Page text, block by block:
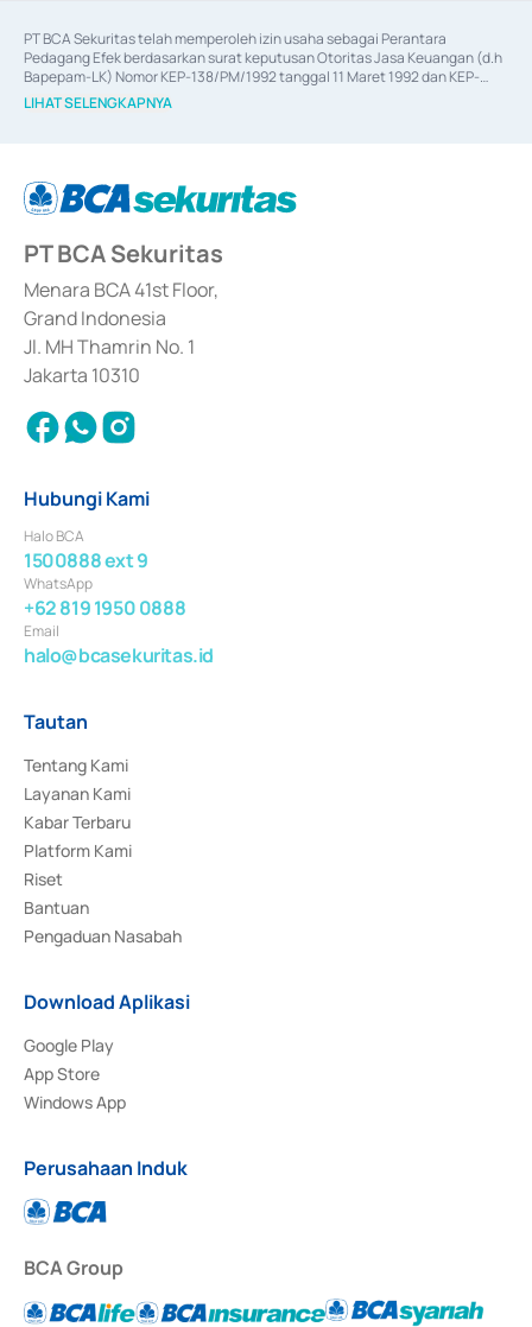
PT BCA Sekuritas telah memperoleh izin usaha sebagai Perantara
Pedagang Efek berdasarkan surat keputusan Otoritas Jasa Keuangan (d.h
Bapepam-LK) Nomor KEP-138/PM/1992 tanggal 11 Maret 1992 dan KEP-
06/D.04/2014 tanggal 28 Februari 2014, izin usaha sebagai Penjamin Emisi
Efek berdasarkan surat keputusan Otoritas Jasa Keuangan Nomor KEP-
berdasarkan surat keputusan Otoritas Jasa Keuangan Nomor S-
67/PM.21/2017 tanggal 3 Februari 2017, dan beberapa izin usaha lainnya
Sertifikat Deposito di Pasar Uang yang izinnya diterbitkan pada tahun 2017
dan izin usaha lainnya dari Bank Indonesia sebagai Lembaga Pendukung
Penerbitan, Transaksi, serta Penatausahaan dan Penyelesaian Transaksi
Surat Berharga Komersial yang izinnya diterbitkan pada tahun 2018.
LIHAT SELENGKAPNYA
PT BCA Sekuritas
Menara BCA 41st Floor,
Grand Indonesia
Jl. MH Thamrin No. 1
Jakarta 10310
Hubungi Kami
Halo BCA
1500888 ext 9
WhatsApp
+62 819 1950 0888
Email
halo@bcasekuritas.id
Tautan
Tentang Kami
Layanan Kami
Kabar Terbaru
Platform Kami
Riset
Bantuan
Pengaduan Nasabah
Download Aplikasi
Google Play
App Store
Windows App
Perusahaan Induk
BCA Group